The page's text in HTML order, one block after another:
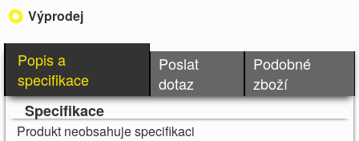
Výprodej
Popis a
specifikace
Poslat
dotaz
Podobné
zboží
Specifikace
Produkt neobsahuje specifikaci